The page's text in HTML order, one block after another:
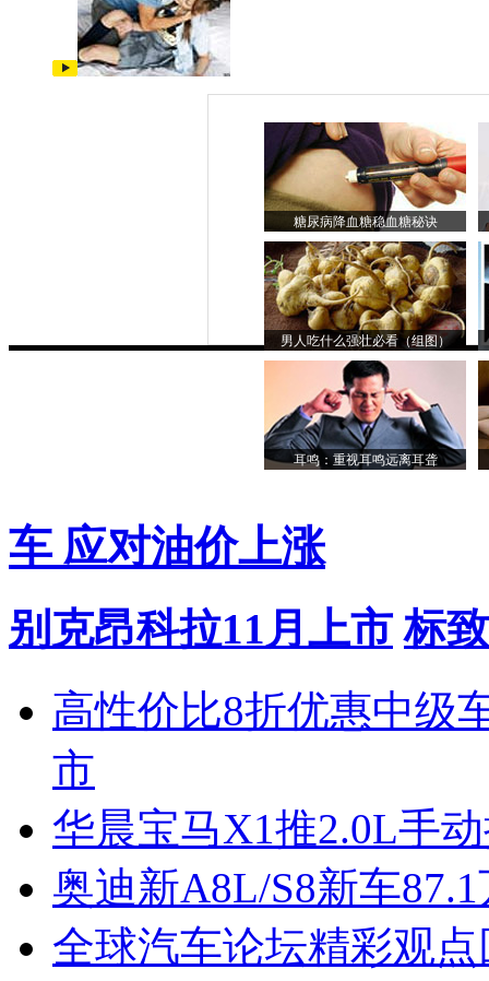
糖尿病降血糖稳血糖秘诀
男人吃什么强壮必看（组图）
耳鸣：重视耳鸣远离耳聋
车 应对油价上涨
别克昂科拉11月上市 标
高性价比8折优惠中级
市
华晨宝马X1推2.0L手
奥迪新A8L/S8新车
全球汽车论坛精彩观点